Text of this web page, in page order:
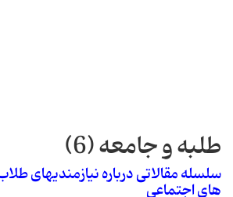
طلبه و جامعه (6)
سلسله مقالاتی درباره نیازمندیهای
های اجتماعی